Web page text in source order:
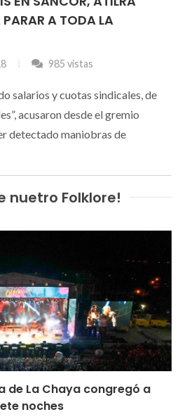
A TODA LA
985 vistas
salarios y cuotas sindicales, de
acusaron desde el gremio
detectado maniobras de
nuetro Folklore!
de La Chaya congregó a
noches